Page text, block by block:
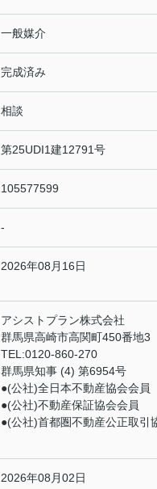
一般媒介
完成済み
相談
第25UDI1建12791号
105577599
-
2026年08月16日
アシストプラン株式会社
群馬県高崎市高関町450番地3
TEL:0120-860-270
群馬県知事 (4) 第6954号
●(公社)全日本不動産協会会員
●(公社)不動産保証協会会員
●(公社)首都圏不動産公正取引
2026年08月02日